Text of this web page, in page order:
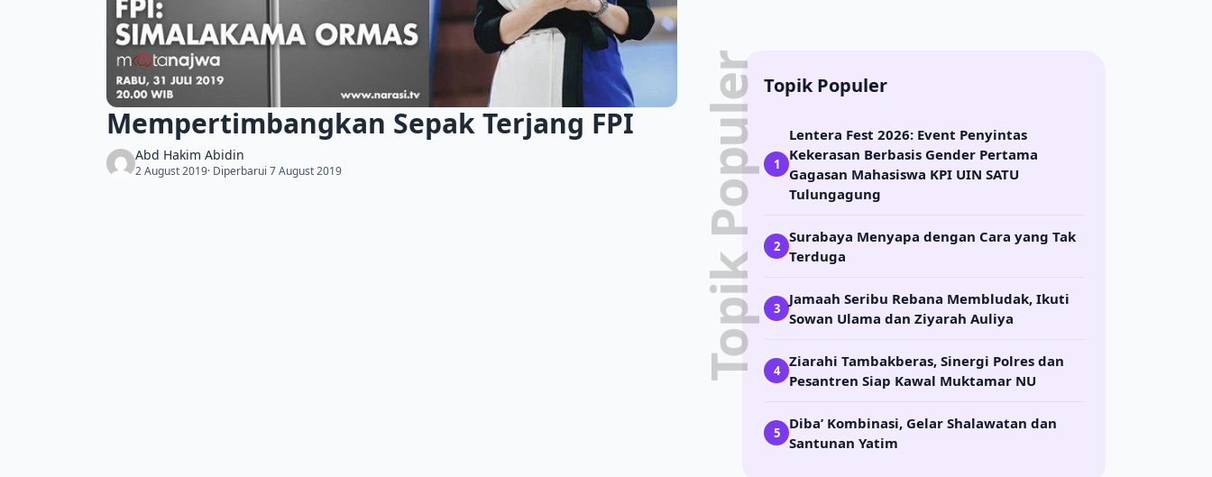
Mempertimbangkan Sepak Terjang FPI
Abd Hakim Abidin
2 August 2019· Diperbarui 7 August 2019 Topik PopulerTopik Populer
1
Lentera Fest 2026: Event Penyintas
Kekerasan Berbasis Gender Pertama
Gagasan Mahasiswa KPI UIN SATU
Tulungagung
2
Surabaya Menyapa dengan Cara yang Tak
Terduga
3
Jamaah Seribu Rebana Membludak, Ikuti
Sowan Ulama dan Ziyarah Auliya
4
Ziarahi Tambakberas, Sinergi Polres dan
Pesantren Siap Kawal Muktamar NU
5
Diba’ Kombinasi, Gelar Shalawatan dan
Santunan Yatim